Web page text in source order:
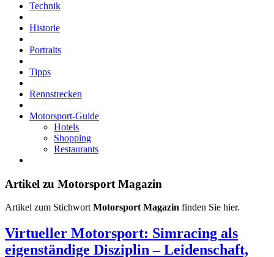
Technik
Historie
Portraits
Tipps
Rennstrecken
Motorsport-Guide
Hotels
Shopping
Restaurants
Artikel zu Motorsport Magazin
Artikel zum StichwortMotorsport Magazin finden Sie hier.
Virtueller Motorsport: Simracing als
eigenständige Disziplin – Leidenschaft,